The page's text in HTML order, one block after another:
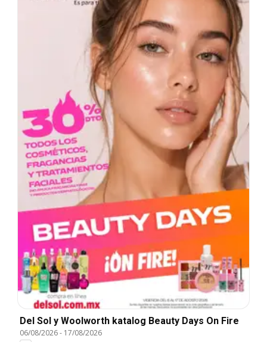
Del Sol y Woolworth katalog Beauty Days On Fire
06/08/2026- 17/08/2026